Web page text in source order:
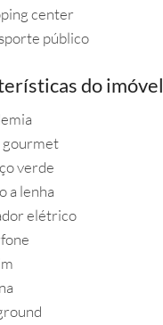
center
público
do imóvel
gourmet
verde
a lenha
elétrico